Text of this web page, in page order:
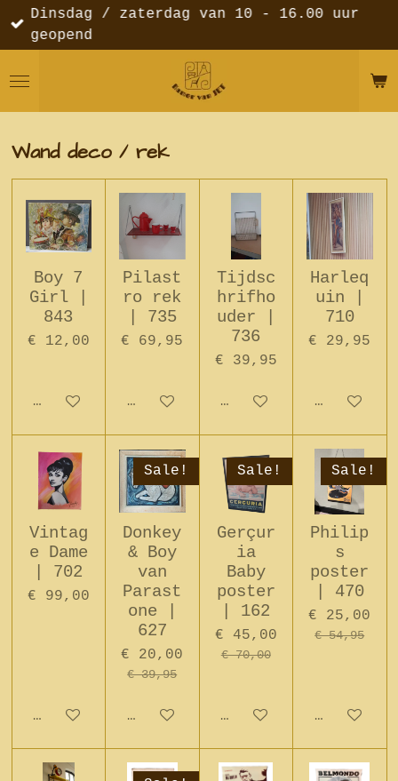
Ga
direct
de
Dinsdag / zaterdag van 10 - 16.00 uur
geopend
Wand deco / rek
Boy 7
Girl |
843
€ 12,00
In winkelwagen
Pilast
ro rek
| 735
€ 69,95
In winkelwagen
Tijdsc
hrifho
uder |
736
€ 39,95
In winkelwagen
Harleq
uin |
710
€ 29,95
In
Vintag
e Dame
| 702
€ 99,00
In winkelwagen
Sale!
Donkey
& Boy
van
Parast
one |
627
€ 20,00
€ 39,95
In winkelwagen
Sale!
Gerçur
ia
Baby
poster
| 162
€ 45,00
€ 70,00
In winkelwagen
Sale!
Philip
s
poster
| 470
€ 25,00
€ 54,95
In